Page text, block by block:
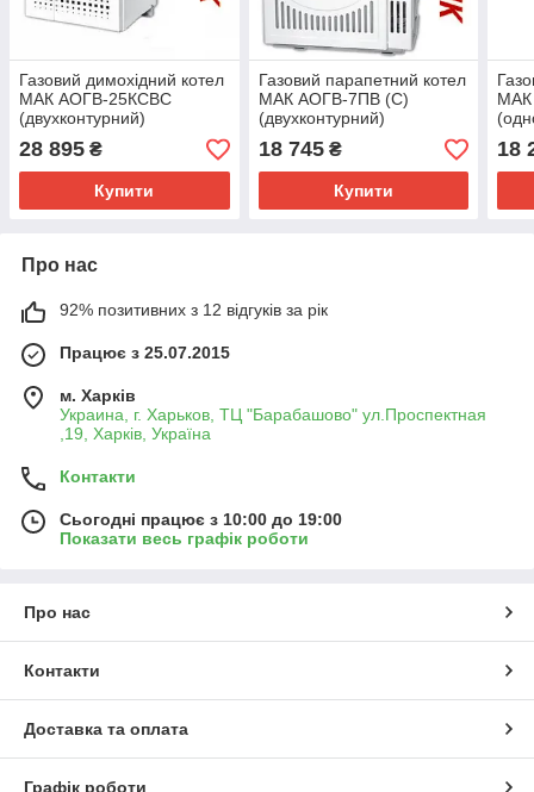
Газовий димохідний котел
МАК АОГВ-25КСВС
(двухконтурний)
28 895 ₴
Купити
Газовий парапетний котел
МАК АОГВ-7ПВ (С)
(двухконтурний)
18 745₴
Купити
МАК
18
Про нас
92% позитивних з 12 відгуків за рік
Працює з 25.07.2015
м. Харків
Украина, г. Харьков, ТЦ "Барабашово" ул.Проспектная
,19, Харків, Україна
Контакти
Сьогодні працює з 10:00 до 19:00
Показати весь графік роботи
Про нас
Контакти
Доставка та оплата
Графік роботи